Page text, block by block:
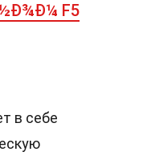
F5
в себе